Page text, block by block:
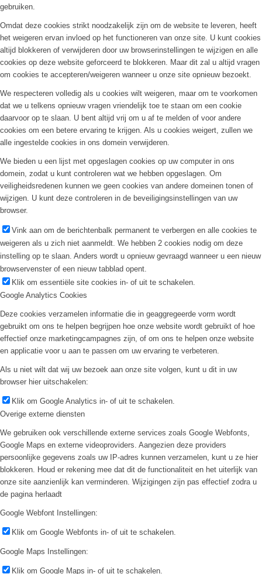
gebruiken.
Omdat deze cookies strikt noodzakelijk zijn om de website te leveren, heeft
het weigeren ervan invloed op het functioneren van onze site. U kunt cookies
altijd blokkeren of verwijderen door uw browserinstellingen te wijzigen en alle
cookies op deze website geforceerd te blokkeren. Maar dit zal u altijd vragen
om cookies te accepteren/weigeren wanneer u onze site opnieuw bezoekt.
We respecteren volledig als u cookies wilt weigeren, maar om te voorkomen
dat we u telkens opnieuw vragen vriendelijk toe te staan om een cookie
daarvoor op te slaan. U bent altijd vrij om u af te melden of voor andere
cookies om een betere ervaring te krijgen. Als u cookies weigert, zullen we
alle ingestelde cookies in ons domein verwijderen.
We bieden u een lijst met opgeslagen cookies op uw computer in ons
domein, zodat u kunt controleren wat we hebben opgeslagen. Om
veiligheidsredenen kunnen we geen cookies van andere domeinen tonen of
wijzigen. U kunt deze controleren in de beveiligingsinstellingen van uw
browser.
Vink aan om de berichtenbalk permanent te verbergen en alle cookies te
weigeren als u zich niet aanmeldt. We hebben 2 cookies nodig om deze
instelling op te slaan. Anders wordt u opnieuw gevraagd wanneer u een nieuw
browservenster of een nieuw tabblad opent.
Klik om essentiële site cookies in- of uit te schakelen.
Google Analytics Cookies
Deze cookies verzamelen informatie die in geaggregeerde vorm wordt
gebruikt om ons te helpen begrijpen hoe onze website wordt gebruikt of hoe
effectief onze marketingcampagnes zijn, of om ons te helpen onze website
en applicatie voor u aan te passen om uw ervaring te verbeteren.
Als u niet wilt dat wij uw bezoek aan onze site volgen, kunt u dit in uw
browser hier uitschakelen:
Klik om Google Analytics in- of uit te schakelen.
Overige externe diensten
We gebruiken ook verschillende externe services zoals Google Webfonts,
Google Maps en externe videoproviders. Aangezien deze providers
persoonlijke gegevens zoals uw IP-adres kunnen verzamelen, kunt u ze hier
blokkeren. Houd er rekening mee dat dit de functionaliteit en het uiterlijk van
onze site aanzienlijk kan verminderen. Wijzigingen zijn pas effectief zodra u
de pagina herlaadt
Google Webfont Instellingen:
Klik om Google Webfonts in- of uit te schakelen.
Google Maps Instellingen:
Klik om Google Maps in- of uit te schakelen.